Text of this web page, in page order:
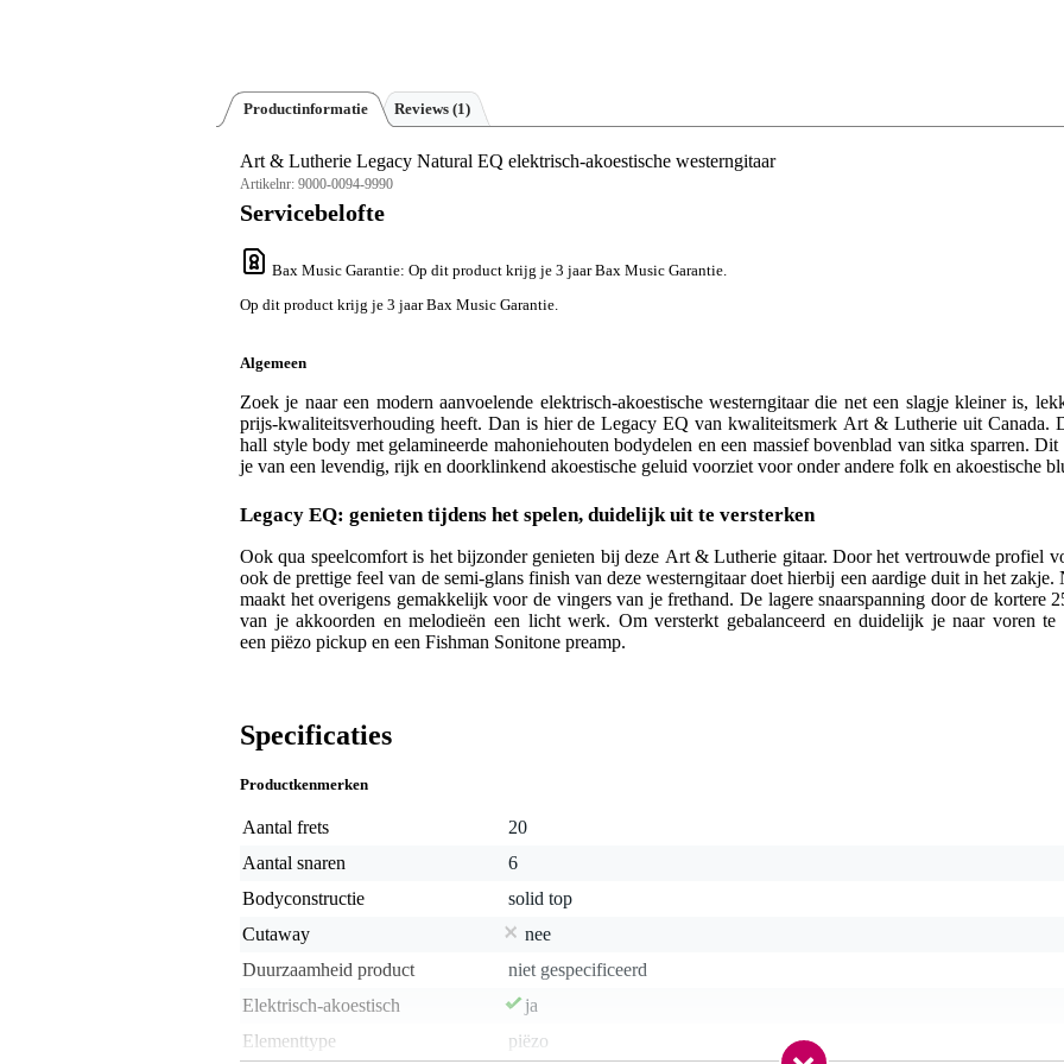
Productinformatie Reviews (1)
Art & Lutherie Legacy Natural EQ elektrisch-akoestische westerngitaar
Artikelnr: 9000-0094-9990
Servicebelofte
Bax Music Garantie: Op dit product krijg je 3 jaar Bax Music Garantie.
Op dit product krijg je 3 jaar Bax Music Garantie.
Algemeen
Zoek je naar een modern aanvoelende elektrisch-akoestische westerngitaar die net een slagje kleiner is,
prijs-kwaliteitsverhouding heeft. Dan is hier de Legacy EQ van kwaliteitsmerk Art & Lutherie uit Canada.
hall style body met gelamineerde mahoniehouten bodydelen en een massief bovenblad van sitka sparren.
je van een levendig, rijk en doorklinkend akoestische geluid voorziet voor onder andere folk en akoestische
Legacy EQ: genieten tijdens het spelen, duidelijk uit te versterken
Ook qua speelcomfort is het bijzonder genieten bij deze Art & Lutherie gitaar. Door het vertrouwde profiel
ook de prettige feel van de semi-glans finish van deze westerngitaar doet hierbij een aardige duit in het
maakt het overigens gemakkelijk voor de vingers van je frethand. De lagere snaarspanning door de kortere
van je akkoorden en melodieën een licht werk. Om versterkt gebalanceerd en duidelijk je naar voren
een piëzo pickup en een Fishman Sonitone preamp.
Specificaties
Productkenmerken
Aantal frets
20
Aantal snaren
6
Bodyconstructie
solid top
Cutaway
nee
Duurzaamheid product
niet gespecificeerd
Elektrisch-akoestisch
ja
Elementtype
piëzo